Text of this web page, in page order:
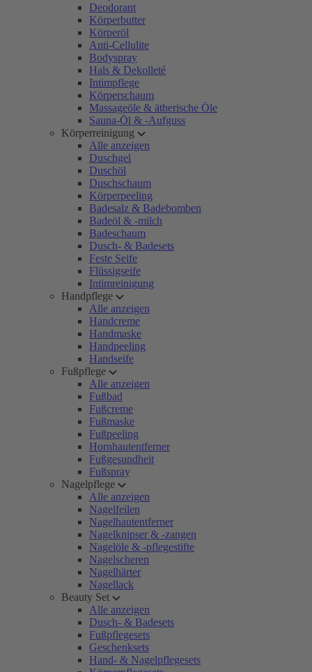
Deodorant
Körperbutter
Körperöl
Anti-Cellulite
Bodyspray
Hals & Dekolleté
Intimpflege
Körperschaum
Massageöle & ätherische Öle
Sauna-Öl & -Aufguss
Körperreinigung
Alle anzeigen
Duschgel
Duschöl
Duschschaum
Körperpeeling
Badesalz & Badebomben
Badeöl & -milch
Badeschaum
Dusch- & Badesets
Feste Seife
Flüssigseife
Intimreinigung
Handpflege
Alle anzeigen
Handcreme
Handmaske
Handpeeling
Handseife
Fußpflege
Alle anzeigen
Fußbad
Fußcreme
Fußmaske
Fußpeeling
Hornhautentferner
Fußgesundheit
Fußspray
Nagelpflege
Alle anzeigen
Nagelfeilen
Nagelhautentferner
Nagelknipser & -zangen
Nagelöle & -pflegestifte
Nagelscheren
Nagelhärter
Nagellack
Beauty Set
Alle anzeigen
Dusch- & Badesets
Fußpflegesets
Geschenksets
Hand- & Nagelpflegesets